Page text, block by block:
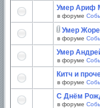
Умер Ариф
в форуме
Умер
в форуме
Умер
в форуме
Китч и
в форуме
С Днём
в форуме